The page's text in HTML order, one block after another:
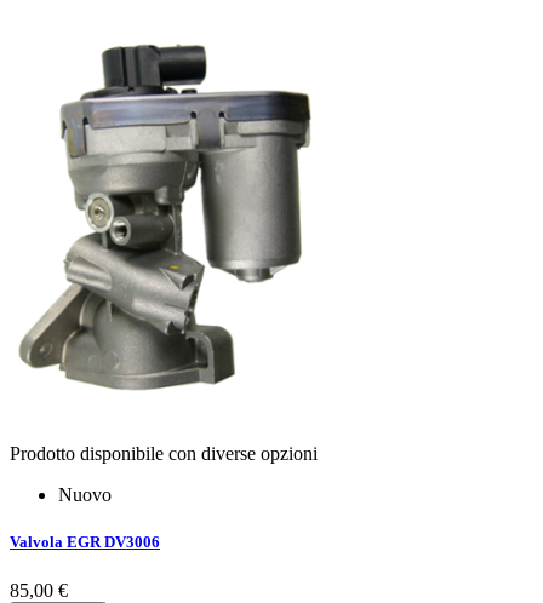
Prodotto disponibile con diverse opzioni
Nuovo
Valvola EGR DV3006
85,00 €